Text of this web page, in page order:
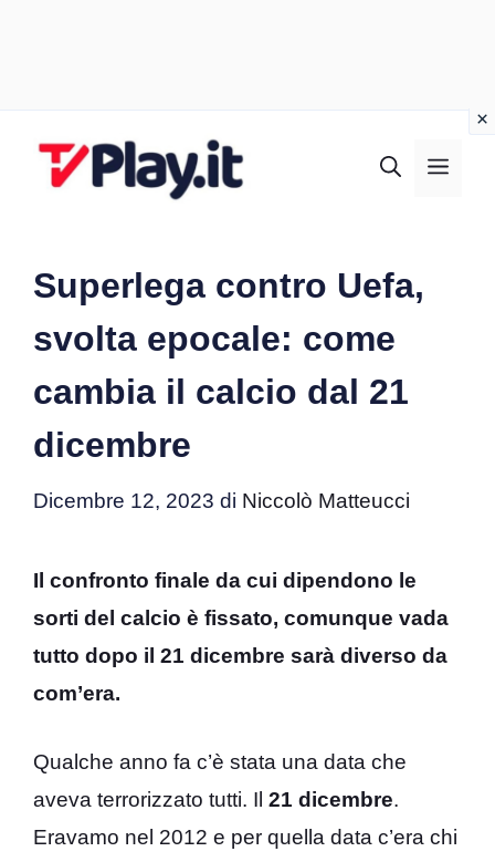
Superlega contro Uefa,
svolta epocale: come
cambia il calcio dal 21
dicembre
Dicembre 12, 2023 di Niccolò Matteucci
Il confronto finale da cui dipendono le
sorti del calcio è fissato, comunque vada
tutto dopo il 21 dicembre sarà diverso da
com’era.
Qualche anno fa c’è stata una data che
aveva terrorizzato tutti. Il 21 dicembre.
Eravamo nel 2012 e per quella data c’era chi